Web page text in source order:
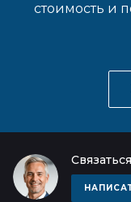
стоимость и